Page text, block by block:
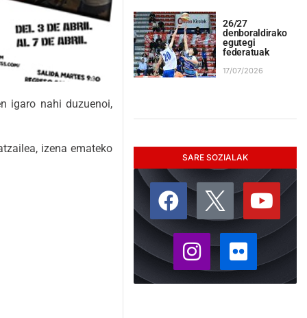
igaro nahi duzuenoi,
izena emateko
26/27
denboraldirako
egutegi
federatuak
17/07/2026
SARE SOZIALAK